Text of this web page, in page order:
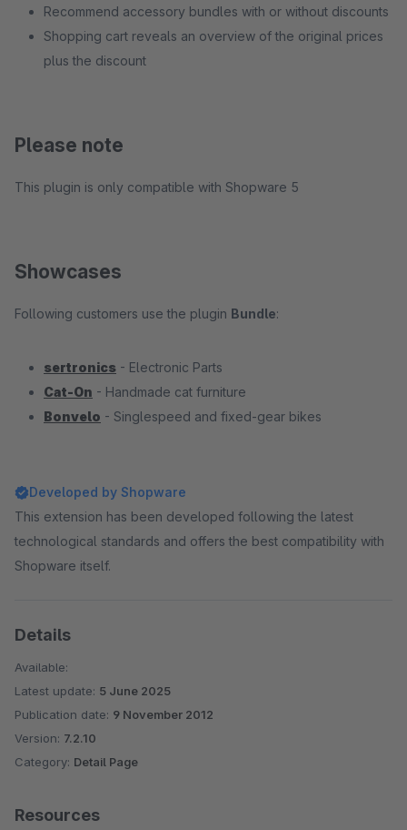
Recommend accessory bundles with or without discounts
Shopping cart reveals an overview of the original prices
plus the discount
Please note
This plugin is only compatible with Shopware 5
Showcases
Following customers use the plugin Bundle:
sertronics - Electronic Parts
Cat-On - Handmade cat furniture
Bonvelo - Singlespeed and fixed-gear bikes
Developed by Shopware
This extension has been developed following the latest
technological standards and offers the best compatibility with
Shopware itself.
Details
Available:
Latest update: 5 June 2025
Publication date: 9 November 2012
Version: 7.2.10
Category: Detail Page
Resources